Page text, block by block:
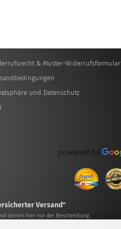
& Muster-Widerrufsformular
und Datenschutz
Versand"
dienen hier nur der Beschreibung.